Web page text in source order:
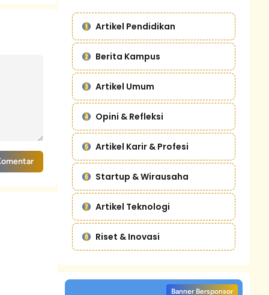
Artikel Pendidikan
Berita Kampus
Artikel Umum
Opini & Refleksi
Artikel Karir & Profesi
Startup & Wirausaha
Artikel Teknologi
Riset & Inovasi
Banner Bersponsor